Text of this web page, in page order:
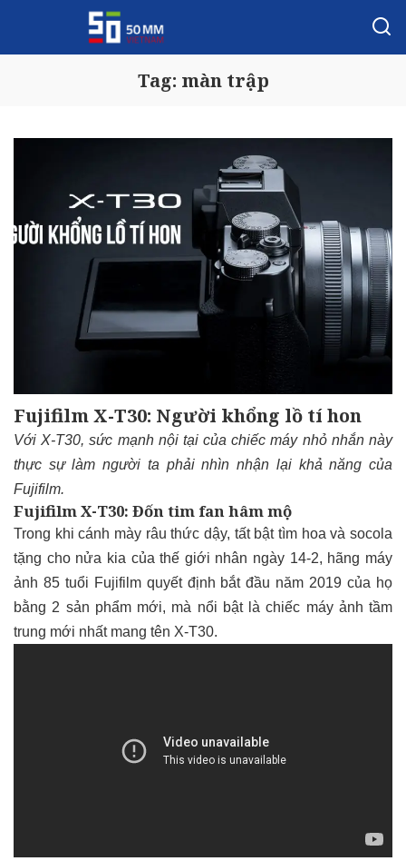
Tag: màn trập
Fujifilm X-T30: Người khổng lồ tí hon
Với X-T30, sức mạnh nội tại của chiếc máy nhỏ nhắn này
thực sự làm người ta phải nhìn nhận lại khả năng của
Fujifilm.
Fujifilm X-T30: Đốn tim fan hâm mộ
Trong khi cánh mày râu thức dậy, tất bật tìm hoa và socola
tặng cho nửa kia của thế giới nhân ngày 14-2, hãng máy
ảnh 85 tuổi Fujifilm quyết định bắt đầu năm 2019 của họ
bằng 2 sản phẩm mới, mà nổi bật là chiếc máy ảnh tầm
trung mới nhất mang tên X-T30.